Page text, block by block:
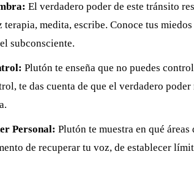
El verdadero poder de este tránsito
terapia, medita, escribe. Conoce tus
subconsciente.
Plutón te enseña que no puedes
te das cuenta de que el verdadero
Personal: Plutón te muestra en qué
de recuperar tu voz, de establecer